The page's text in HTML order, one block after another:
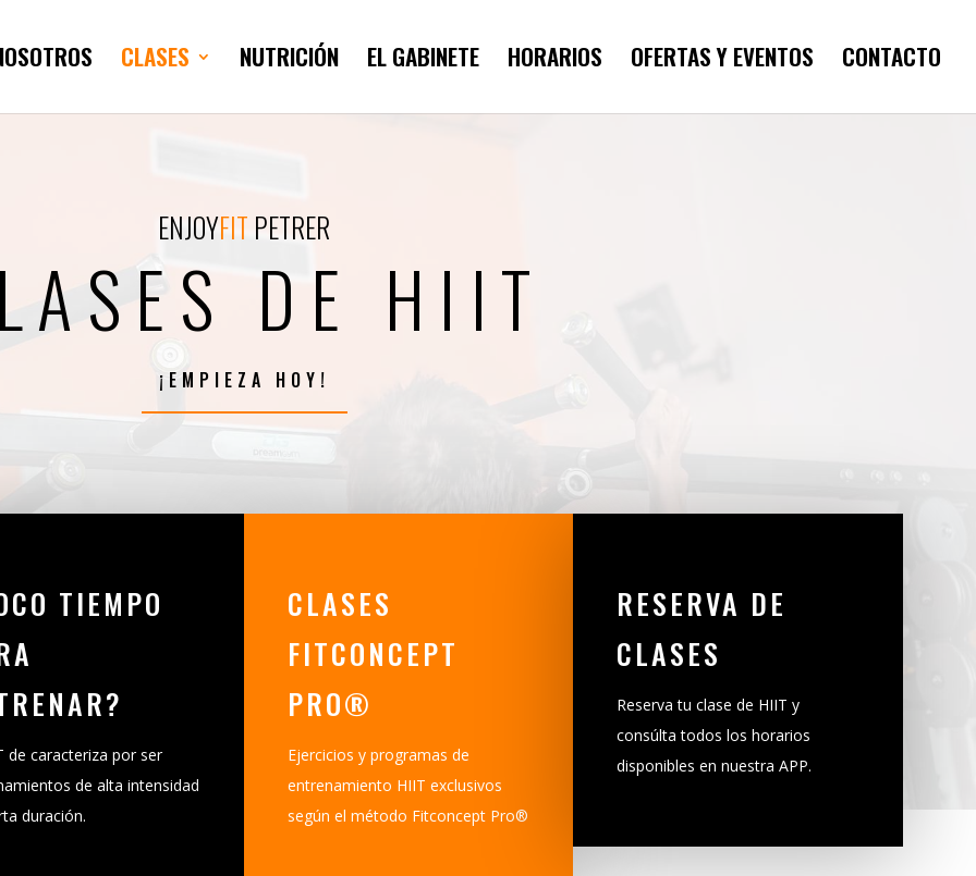
CLASES NUTRICIÓN EL GABINETE HORARIOS OFERTAS Y EVENTOS CONTACTO
ENJOYFIT PETRER
DE HIIT
¡EMPIEZA HOY!
TIEMPO
de caracteriza por ser
de alta intensidad
duración.
CLASES
FITCONCEPT
PRO®
Ejercicios y programas de
entrenamiento HIIT exclusivos
según el método Fitconcept Pro®
RESERVA DE
CLASES
Reserva tu clase de HIIT y
consúlta todos los horarios
disponibles en nuestra APP.